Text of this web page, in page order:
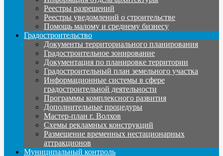
Реестры разрешений
Реестры уведомлений о строительстве
Помощь малому и среднему бизнесу
Градостроительство
Документы территориального планирования
Градостроительное зонирование
Документация по планировке территории
Градостроительный план земельного участка
Информационные системы в сфере
градостроительной деятельности
Программы комплексного развития
Дополнительные процедуры
Мастер-план г. Волхов
Схемы рекламных конструкций
Размещение временных нестационарных
аттракционов
Муниципальный контроль